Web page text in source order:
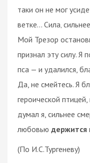
таки он не мог
ветке... Сила‚
Мой Трезор
признал эту силу. Я
пса — и удалился,
Да, не смейтесь. Я
героической
думал я, сильнее
любовью держится
(По И.С.Тургеневу)